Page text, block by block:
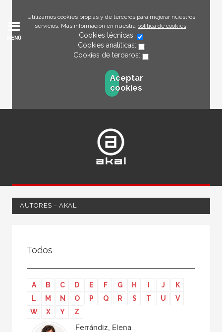
Utilizamos cookies propias y de terceros para mejorar nuestros
servicios. Más información en nuestra política de cookies.
Cookies técnicas:
Cookies analíticas:
Cookies de terceros:
Aceptar
cookies
MENÚ
AUTORES – AKAL
Editor
Editora
Todos
A B C D E F G H J
K
L
M N O P Q R S T U
V
W
X Y Z
Ferrándiz, Elena